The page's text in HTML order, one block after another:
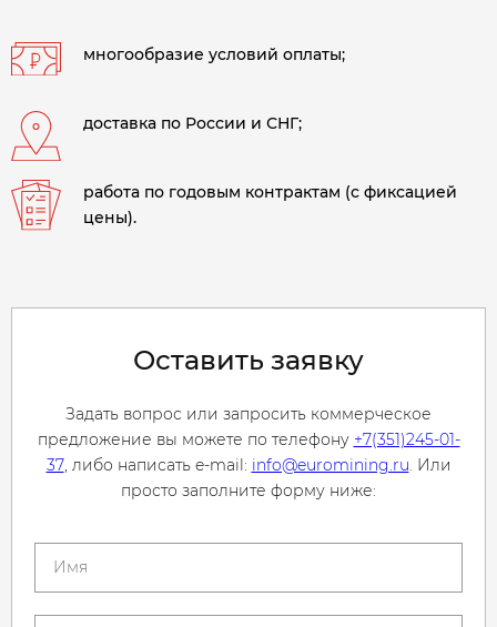
многообразие условий оплаты;
доставка по России и СНГ;
работа по годовым контрактам (с фиксацией
цены).
Оставить заявку
Задать вопрос или запросить коммерческое
предложение вы можете по телефону +7(351)245-01-
37, либо написать e-mail: info@euromining.ru. Или
просто заполните форму ниже: